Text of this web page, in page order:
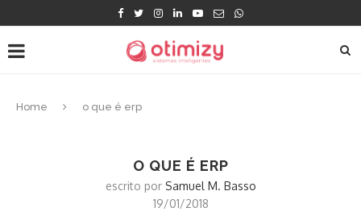
Home o que é erp
O QUE É ERP
escrito por Samuel M. Basso
19/01/2018